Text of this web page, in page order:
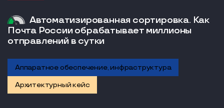
Автоматизированная сортировка. Как
Почта России обрабатывает миллионы
отправлений в сутки
Аппаратное обеспечение, инфраструктура
Архитектурный кейс